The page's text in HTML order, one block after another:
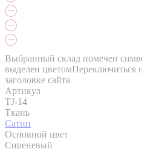
Выбранный склад помечен
выделен цветомПереключиться
заголовке сайта
Артикул
TJ-14
Ткань
Сатин
Основной цвет
Сиреневый